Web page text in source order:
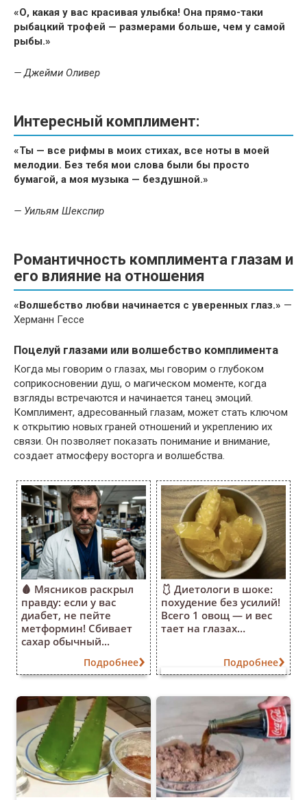
«О, какая у вас красивая улыбка! Она прямо-таки
рыбацкий трофей — размерами больше, чем у самой
рыбы.»
— Джейми Оливер
Интересный комплимент:
«Ты — все рифмы в моих стихах, все ноты в моей
мелодии. Без тебя мои слова были бы просто
бумагой, а моя музыка — бездушной.»
— Уильям Шекспир
Романтичность комплимента глазам и
его влияние на отношения
«Волшебство любви начинается с уверенных глаз.» —
Херманн Гессе
Поцелуй глазами или волшебство комплимента
Когда мы говорим о глазах, мы говорим о глубоком
соприкосновении душ, о магическом моменте, когда
взгляды встречаются и начинается танец эмоций.
Комплимент, адресованный глазам, может стать ключом
к открытию новых граней отношений и укреплению их
связи. Он позволяет показать понимание и внимание,
создает атмосферу восторга и волшебства.
🩸 Мясников раскрыл
правду: если у вас
диабет, не пейте
метформин! Сбивает
сахар обычный...
Подробнее
🩱 Диетологи в шоке:
похудение без усилий!
Всего 1 овощ — и вес
тает на глазах…
Подробнее